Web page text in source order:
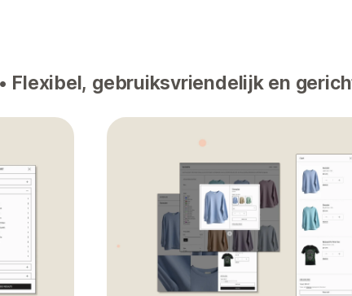
• Flexibel, gebruiksvriendelijk en